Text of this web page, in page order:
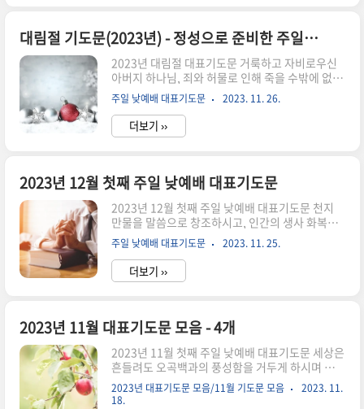
찬송과 영광을 올려드립니다. 우리들의 예배를 기
쁘게 받아주시고 홀로 영광 받으시옵소서. 아무런
자격도 공로도 없는 부족하고 연약한 우리를 부르
신 분이 오직 하나님이시오니, 오직 그리스도 십자
가 보혈에 의지하여 주님 앞에 엎드립니다. 예배를
통하여 우리의 영혼이 고침을 받고 소생되며, 하나
님과 교통하는 감동 감화로 주님 ..
대림절 기도문(2023년) - 정성으로 준비한 주일예배 기도문
2023년 대림절 대표기도문 거룩하고 자비로우신
아버지 하나님, 죄와 허물로 인해 죽을 수밖에 없는
저희를 구원하시려 독생자 예수 그리스도를 이 땅
에 보내시고, 우리를 향한 한없는 사랑을 확증하신
하나님의 사랑과 은혜에 감사와 찬양을 올려드립니
다. 오늘 대림절 첫째 주일로 드리는 이 예배가 온전
곧 다가오실 주님, 저희에게 허락하신 2023년도 어
느덧 한 해를 마무리하는 끝자락에 와 있습니다. 온
전히 주님만을 의지하며 복음으로 교회를 새롭게,
세상을 이롭게 하는 삶을 살겠다고 다짐하며 금년
새해를 시작했지만, 지난 삶을 되돌아볼 때 너무나
부끄러운 모습뿐임을 주님 앞에 고백합니다. 주님
의 음성에 귀 기울이기보..
주일 낮예배 대표기도문 2023. 11. 26.
더보기 ››
2023년 12월 첫째 주일 낮예배 대표기도문
2023년 12월 첫째 주일 낮예배 대표기도문 천지
만물을 말씀으로 창조하시고, 인간의 생사 화복을
주관하시는 만유의 주 하나님. 주님의 오심을 사모
하고 기다리는 대림절 첫째 주일을 맞이하여 사랑
하는 주의 백성들이 주님 전에 나와 예배드리게 하
시니 감사합니다. 이 시간 성령님 임재해 주셔서 영
나님의 사랑과 은혜를 충만하게 부어주시고, 우리
들 마음속에 하늘의 평광과 기쁨이 가득 넘치게 하
여 주시옵소서. 은혜가 풍성하신 하나님 아버지. 어
느덧 올해의 마지막 달인 12월을 맞이했습니다. 하
나님께서 올 한 해에도 크신 사랑으로 우리의 모든
삶을 지켜주셨음에 감사드리오며, 지나온 모든 시
주일 낮예배 대표기도문 2023. 11. 25.
더보기 ››
2023년 11월 대표기도문 모음 - 4개
2023년 11월 첫째 주일 낮예배 대표기도문 세상은
흔들려도 오곡백과의 풍성함을 거두게 하시며 아름
다운 단풍으로 아픈 마음을 위로하시는 하나님. 거
룩한 주일 예배의 자리로 인도해 주시고 주님의 임
2023년 대표기도문 모음/11월 기도문 모음
2023. 11.
18.